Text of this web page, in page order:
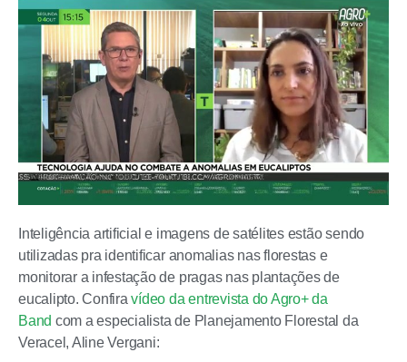
Inteligência artificial e imagens de satélites estão sendo
utilizadas pra identificar anomalias nas florestas e
monitorar a infestação de pragas nas plantações de
eucalipto. Confiravídeo da entrevista do Agro+ da
Band com a especialista de Planejamento Florestal da
Veracel, Aline Vergani: